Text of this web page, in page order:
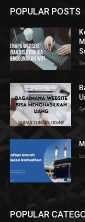
POPULAR POSTS
POPULAR